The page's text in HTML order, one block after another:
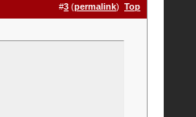
#3 (permalink) Top